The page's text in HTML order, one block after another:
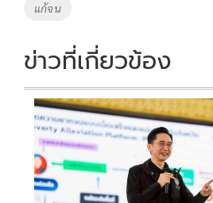
แก้จน
ข่าวที่เกี่ยวข้อง